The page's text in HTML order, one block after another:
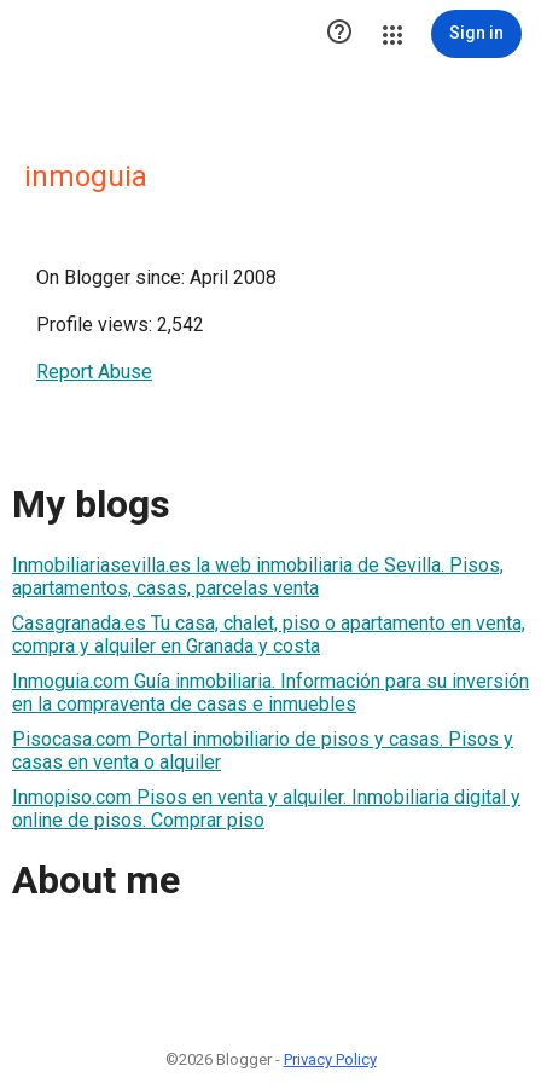
 Sign in
inmoguia
On Blogger since: April 2008
Profile views: 2,542
Report Abuse
My blogs
Inmobiliariasevilla.es la web inmobiliaria de Sevilla. Pisos,
apartamentos, casas, parcelas venta
Casagranada.es Tu casa, chalet, piso o apartamento en venta,
compra y alquiler en Granada y costa
Inmoguia.com Guía inmobiliaria. Información para su inversión
en la compraventa de casas e inmuebles
Pisocasa.com Portal inmobiliario de pisos y casas. Pisos y
casas en venta o alquiler
Inmopiso.com Pisos en venta y alquiler. Inmobiliaria digital y
online de pisos. Comprar piso
About me
©2026 Blogger - Privacy Policy